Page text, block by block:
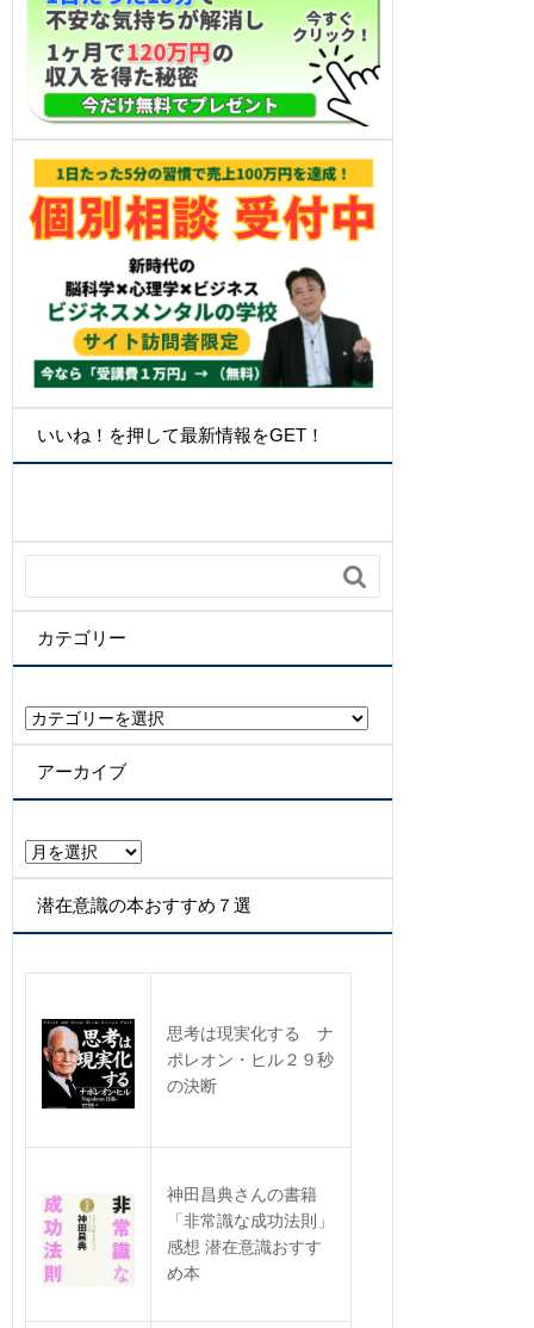
いいね！を押して最新情報をGET！

カテゴリー
カ
テ
ゴ
リ
アーカイブ
ア
ー
カ
イ
潜在意識の本おすすめ７選
思考は現実化する ナ
ポレオン・ヒル２９秒
の決断
神田昌典さんの書籍
「非常識な成功法則」
感想 潜在意識おすす
め本